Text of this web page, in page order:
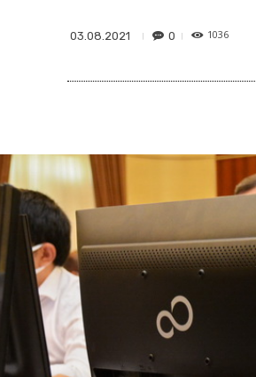
03.08.2021 0 1036